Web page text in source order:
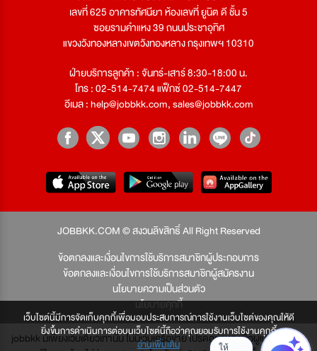
เว็บไซต์นี้มีการจัดเก็บคุกกี้เพื่อมอบประสบการณ์การใช้งานเว็บไซต์ของคุณให้ดี
ยิ่งขึ้นการดำเนินการต่อบนเว็บไซต์นี้ถือว่าคุณยอมรับการใช้งานคุกกี้
อ่านเพิ่มเติม
เลขที่ 625 อาคารทัศนียา ห้องเลขที่ ยูนิต ดี ชั้น 5
ซอยรามคำแหง 39 ถนนประชาอุทิศ
แขวงวังทองหลางเขตวังทองหลาง กรุงเทพฯ 10310
ฝ่ายบริการลูกค้า : จันทร์-เสาร์ 8:30-18:00 น.
โทร : 02-514-7474 แฟ็กซ์ 02-514-7447
อีเมล :help@jobbkk.com,sales@jobbkk.com
JOBBKK.COM © สงวนลิขสิทธิ์ All Right Reserved
ข้อตกลงและเงื่อนไขการใช้บริการสมาชิกผู้ประกอบการ
ข้อตกลงและเงื่อนไขการใช้บริการสมาชิกผู้สมัครงาน
นโยบายความเป็นส่วนตัว
นโยบายคุกกี้
jobbkk มีเพียงเว็บเดียวเท่านั้น ไม่มีเว็บเครือข่าย โปรดอย่าหลงเชื่อผู้แอบอ้าง และ